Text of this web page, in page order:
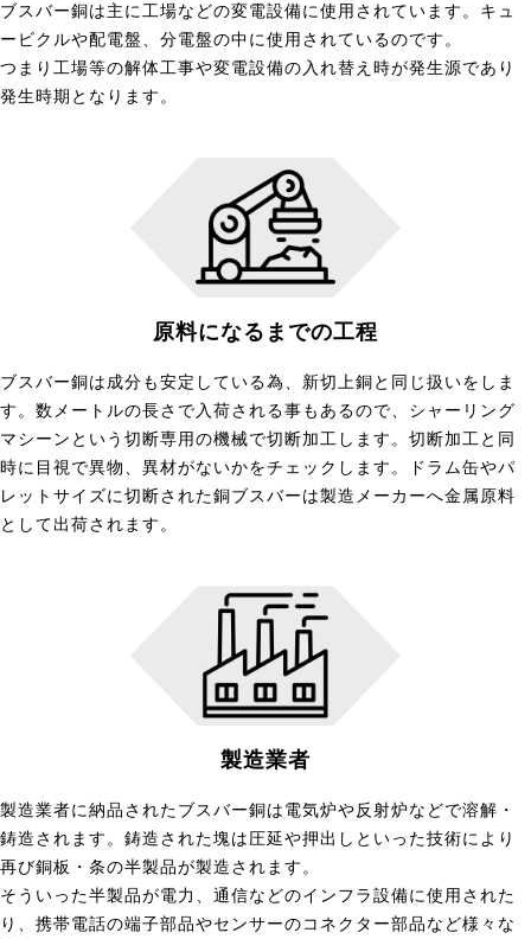
ブスバー銅は主に工場などの変電設備に使用されています。キュ
ービクルや配電盤、分電盤の中に使用されているのです。
つまり工場等の解体工事や変電設備の入れ替え時が発生源であり
発生時期となります。
原料になるまでの工程
ブスバー銅は成分も安定している為、新切上銅と同じ扱いをしま
す。数メートルの長さで入荷される事もあるので、シャーリング
マシーンという切断専用の機械で切断加工します。切断加工と同
時に目視で異物、異材がないかをチェックします。ドラム缶やパ
レットサイズに切断された銅ブスバーは製造メーカーへ金属原料
として出荷されます。
製造業者
製造業者に納品されたブスバー銅は電気炉や反射炉などで溶解・
鋳造されます。鋳造された塊は圧延や押出しといった技術により
再び銅板・条の半製品が製造されます。
そういった半製品が電力、通信などのインフラ設備に使用された
り、携帯電話の端子部品やセンサーのコネクター部品など様々な